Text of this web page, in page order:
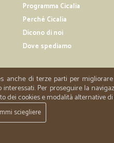
Programma Cicalia
Perché Cicalia
Dicono di noi
Dove spediamo
anche di terze parti per
Per proseguire la
dei cookies e modalità alternative
sciegliere